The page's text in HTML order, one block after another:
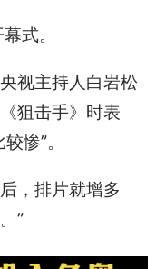
式。
视主持人白岩松
狙击手》时表
惨”。
，排片就增多
”